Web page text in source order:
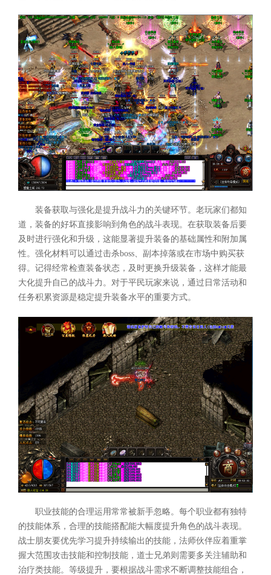
装备获取与强化是提升战斗力的关键环节。老玩家们都知
道，装备的好坏直接影响到角色的战斗表现。在获取装备后要
及时进行强化和升级，这能显著提升装备的基础属性和附加属
性。强化材料可以通过击杀boss、副本掉落或在市场中购买获
得。记得经常检查装备状态，及时更换升级装备，这样才能最
大化提升自己的战斗力。对于平民玩家来说，通过日常活动和
任务积累资源是稳定提升装备水平的重要方式。
职业技能的合理运用常常被新手忽略。每个职业都有独特
的技能体系，合理的技能搭配能大幅度提升角色的战斗表现。
战士朋友要优先学习提升持续输出的技能，法师伙伴应着重掌
握大范围攻击技能和控制技能，道士兄弟则需要多关注辅助和
治疗类技能。等级提升，要根据战斗需求不断调整技能组合，